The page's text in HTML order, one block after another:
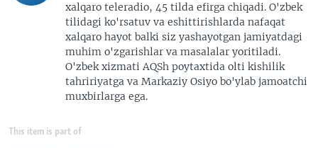
xalqaro teleradio, 45 tilda efirga chiqadi. O'zbek
tilidagi ko'rsatuv va eshittirishlarda nafaqat
xalqaro hayot balki siz yashayotgan jamiyatdagi
muhim o'zgarishlar va masalalar yoritiladi.
O'zbek xizmati AQSh poytaxtida olti kishilik
tahririyatga va Markaziy Osiyo bo'ylab jamoatchi
muxbirlarga ega.
This item is part of